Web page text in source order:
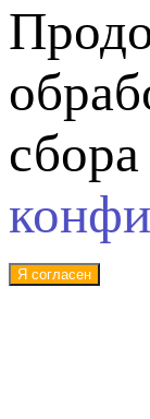
Я согласен